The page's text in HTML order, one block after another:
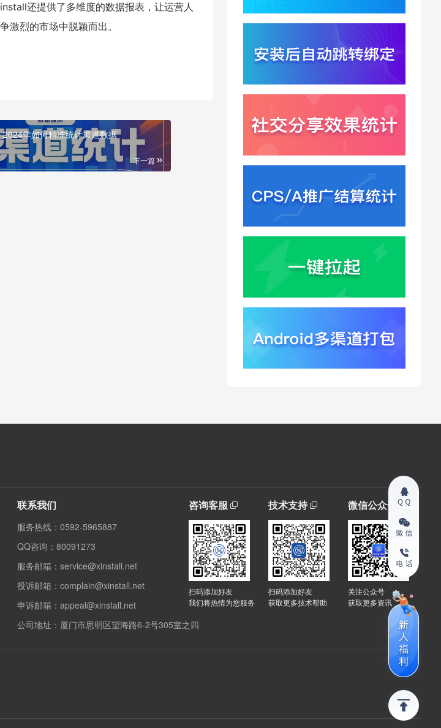
还提供了多维度的数据报表，让运营人
激烈的市场中脱颖而出。
年如何精准统计渠道数据
下一篇
悟空大圣上映5天票房仅
15万？国产动画宣发失
灵暴露渠道归因黑洞
2026-07-30
Xinstall 渠道统计怎么做
？多渠道统一口径与数
联系我们
服务热线：0592-5965887
QQ咨询：80091273
服务邮箱：service@xinstall.net
投诉邮箱：complain@xinstall.net
申诉邮箱：appeal@xinstall.net
公司地址：厦门市思明区望海路6-2号305室之四
咨询客服
扫码添加好友
我们将热情为您服务
技术支持
扫码添加好友
获取更多技术帮助
微信公众号
关注公众号
获取更多资讯